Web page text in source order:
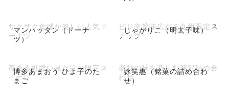
マンハッタン（ドーナ
ツ）
サクサク食感が楽しい人気ド
ーナツ
じゃがりこ（明太子味）
ピリ辛旨味広がる九州限定ス
ナック
博多あまおう ひよ子のた
まご
苺香る可愛い見た目の限定ス
イーツ
詠笑惠（銘菓の詰め合わ
せ）
老舗の味を楽しむ贅沢詰め合
わせ